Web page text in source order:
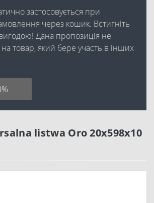
застосовується при
через кошик. Встигніть
Дана пропозиція не
товар, який бере участь в інших
listwa Oro 20x598x10